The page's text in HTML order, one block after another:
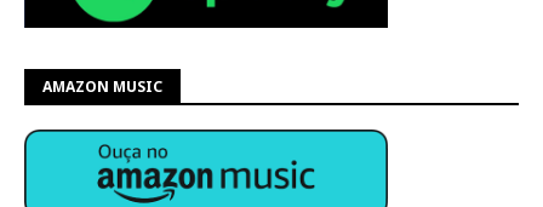
AMAZON MUSIC